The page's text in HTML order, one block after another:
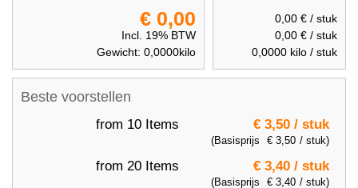
Beste voorstellen
from 10 Items € 3,50 / stuk
(Basisprijs € 3,50 / stuk)
from 20 Items € 3,40 / stuk
(Basisprijs € 3,40 / stuk)
0,00 € / stuk
0,00 € / stuk
0,0000 kilo / stuk
€ 0,00
Incl. 19% BTW
Gewicht: 0,0000kilo